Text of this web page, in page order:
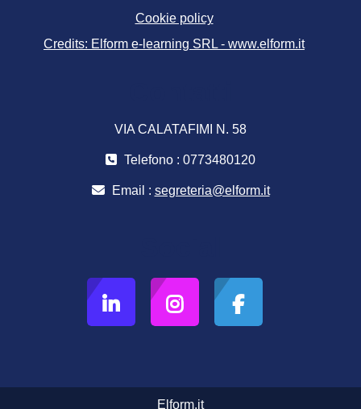
Cookie policy
Credits: Elform e-learning SRL - www.elform.it
VIA CALATAFIMI N. 58
Telefono : 0773480120
Email : segreteria@elform.it
Elform.it